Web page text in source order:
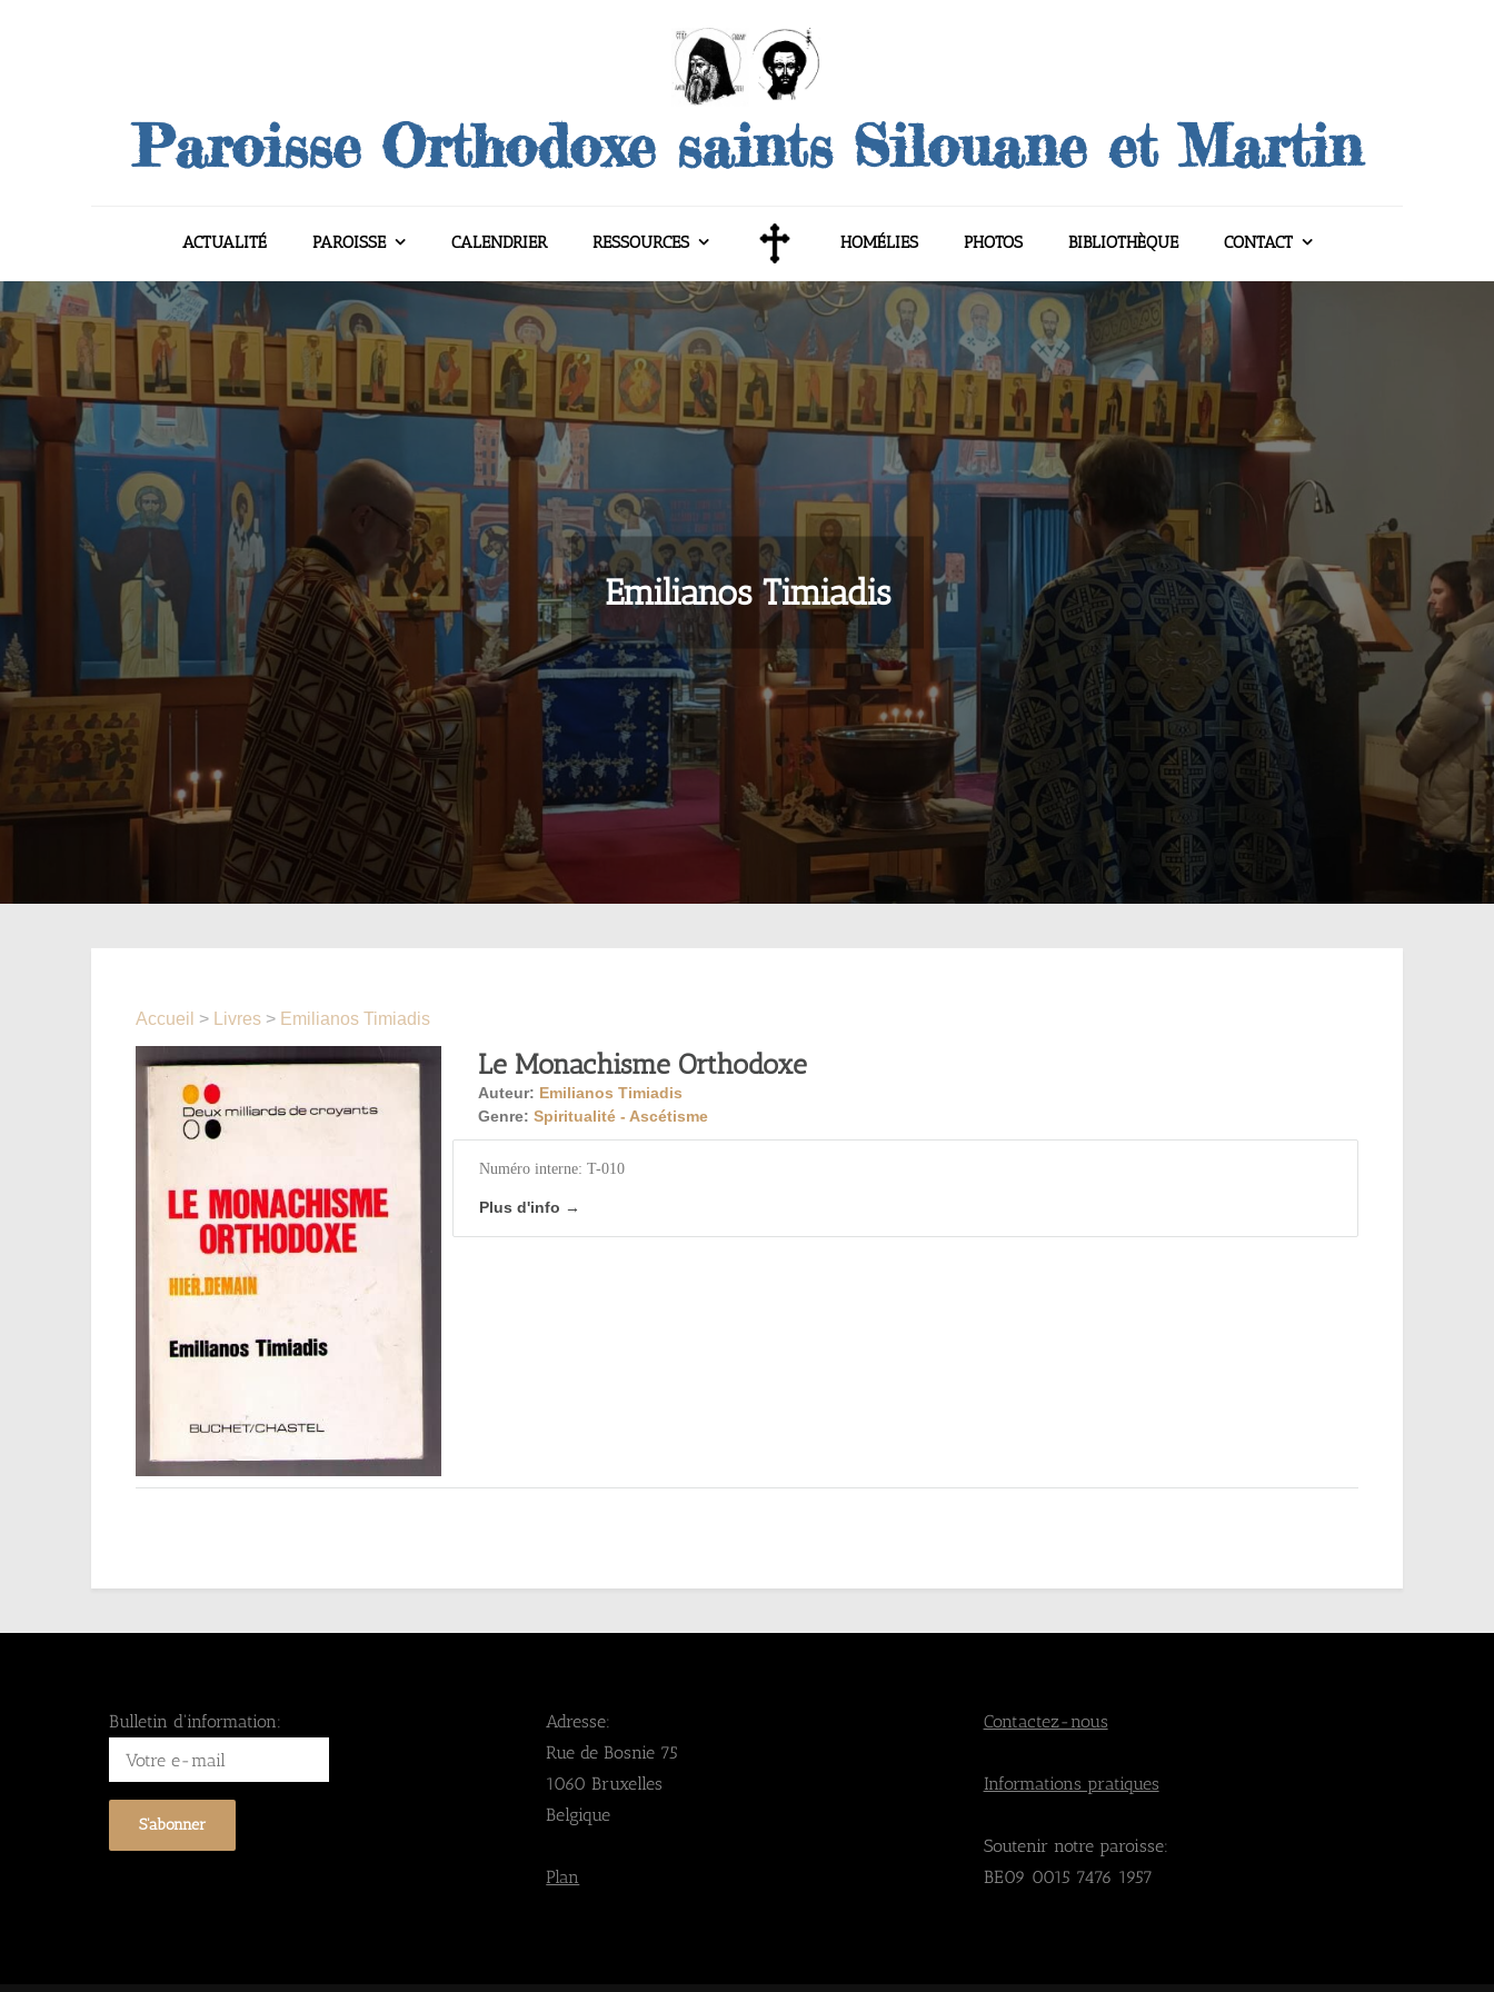
Paroisse Orthodoxe saints Silouane et Martin
ACTUALITÉ PAROISSE CALENDRIER RESSOURCES HOMÉLIES PHOTOS BIBLIOTHÈQUE CONTACT
Emilianos Timiadis
Accueil > Livres > Emilianos Timiadis
Le Monachisme Orthodoxe
Auteur: Emilianos Timiadis
Genre: Spiritualité - Ascétisme
Numéro interne: T-010
Plus d'info →
Bulletin d'information:
Adresse:
Rue de Bosnie 75
1060 Bruxelles
Belgique
Plan
Contactez-nous
Informations pratiques
Soutenir notre paroisse:
BE09 0015 7476 1957